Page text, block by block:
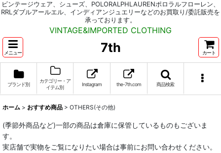
ビンテージウェア、シューズ、POLORALPHLAURENポロラルフローレン、
RRLダブルアールエル、インディアンジュエリーなどのお買取り/委託販売を
承っております。
VINTAGE&IMPORTED CLOTHING
メニュー 7th カート
ブランド別
カテゴリー・ア
イテム別
Instagram the-7th.com 商品検索
ホーム > おすすめ商品 > OTHERS(その他)
(季節外商品など)一部の商品は倉庫に保管しているものもございま
す。
実店舗で実物をご覧になりたい場合は事前にお問い合わせください。